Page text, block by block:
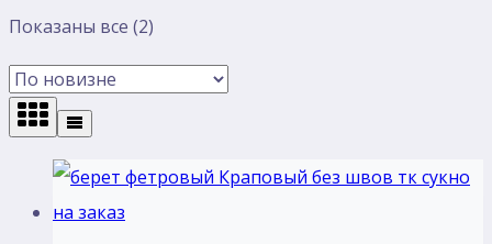
Показаны все (2)
самые
недавние